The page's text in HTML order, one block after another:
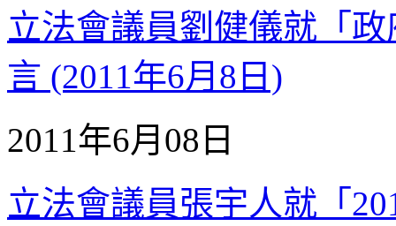
立法會議員劉健儀就「
言 (2011年6月8日)
2011年6月08日
立法會議員張宇人就「